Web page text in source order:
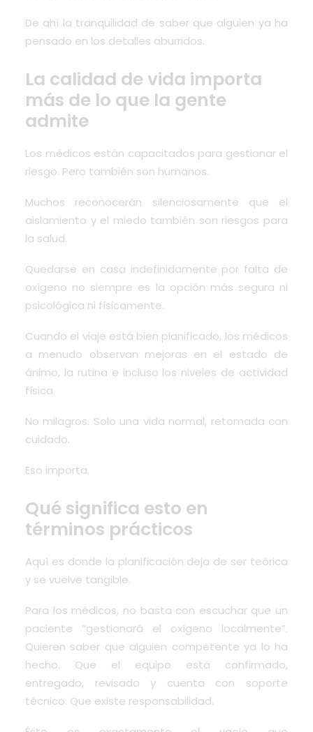
De ahí la tranquilidad de saber que alguien ya ha
pensado en los detalles aburridos.
La calidad de vida importa
más de lo que la gente
admite
Los médicos están capacitados para gestionar el
riesgo. Pero también son humanos.
Muchos reconocerán silenciosamente que el
aislamiento y el miedo también son riesgos para
la salud.
Quedarse en casa indefinidamente por falta de
oxígeno no siempre es la opción más segura ni
psicológica ni físicamente.
Cuando el viaje está bien planificado, los médicos
a menudo observan mejoras en el estado de
ánimo, la rutina e incluso los niveles de actividad
física.
No milagros. Solo una vida normal, retomada con
cuidado.
Eso importa.
Qué significa esto en
términos prácticos
Aquí es donde la planificación deja de ser teórica
y se vuelve tangible.
Para los médicos, no basta con escuchar que un
paciente “gestionará el oxígeno localmente”.
Quieren saber que alguien competente ya lo ha
hecho. Que el equipo está confirmado,
entregado, revisado y cuenta con soporte
técnico. Que existe responsabilidad.